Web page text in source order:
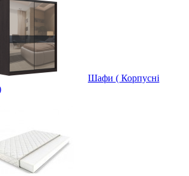
Шафи ( Корпусні